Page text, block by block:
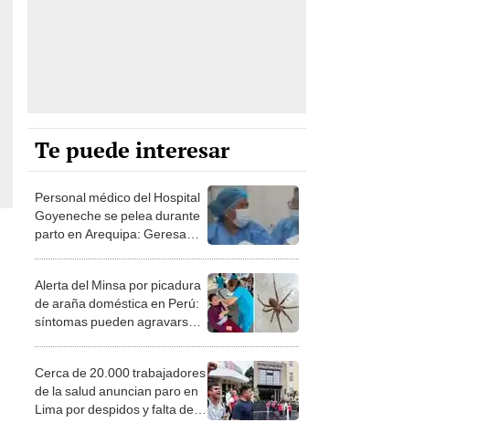
Te puede interesar
Personal médico del Hospital
Goyeneche se pelea durante
parto en Arequipa: Geresa
Alerta del Minsa por picadura
de araña doméstica en Perú:
síntomas pueden agravarse y
Cerca de 20.000 trabajadores
de la salud anuncian paro en
Lima por despidos y falta de